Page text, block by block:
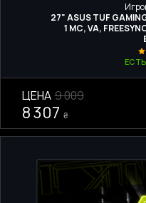
27" ASUS TUF
1 МС, VA,
ЦЕНА 9 009
8 307 ₴